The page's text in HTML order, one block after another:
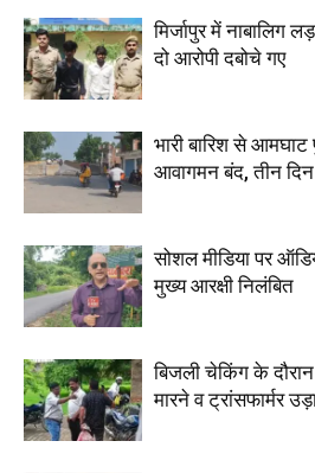
मिर्जापुर में नाबालिग
दो आरोपी दबोचे गए
भारी बारिश से आमघाट
आवागमन बंद, तीन दिन
सोशल मीडिया पर
मुख्य आरक्षी निलंबित
बिजली चेकिंग के
मारने व ट्रांसफार्मर